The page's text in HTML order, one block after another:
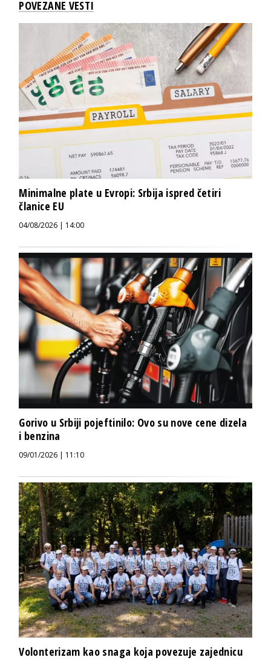
POVEZANE VESTI
Minimalne plate u Evropi: Srbija ispred četiri
članice EU
04/08/2026 | 14:00
Gorivo u Srbiji pojeftinilo: Ovo su nove cene dizela
i benzina
09/01/2026 | 11:10
Volonterizam kao snaga koja povezuje zajednicu